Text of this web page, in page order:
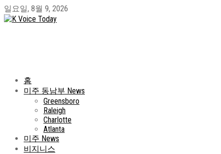
일요일, 8월 9, 2026
홈
미주 동남부 News
Greensboro
Raleigh
Charlotte
Atlanta
미주 News
비지니스